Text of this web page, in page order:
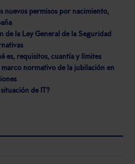
nuevos permisos por nacimiento,
de la Ley General de la Seguridad
es, requisitos, cuantía y límites
normativo de la jubilación en
de IT?